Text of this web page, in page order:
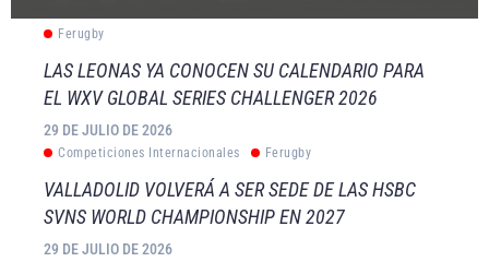
Ferugby
LAS LEONAS YA CONOCEN SU CALENDARIO PARA
EL WXV GLOBAL SERIES CHALLENGER 2026
29 DE JULIO DE 2026
Competiciones Internacionales Ferugby
VALLADOLID VOLVERÁ A SER SEDE DE LAS HSBC
SVNS WORLD CHAMPIONSHIP EN 2027
29 DE JULIO DE 2026